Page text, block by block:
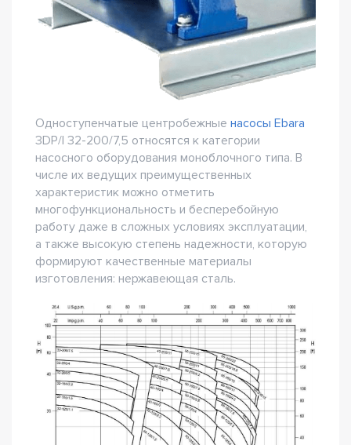
Одноступенчатые центробежные насосы Ebara
3DP/I 32-200/7,5 относятся к категории
насосного оборудования моноблочного типа. В
числе их ведущих преимущественных
характеристик можно отметить
многофункциональность и бесперебойную
работу даже в сложных условиях эксплуатации,
а также высокую степень надежности, которую
формируют качественные материалы
изготовления: нержавеющая сталь.